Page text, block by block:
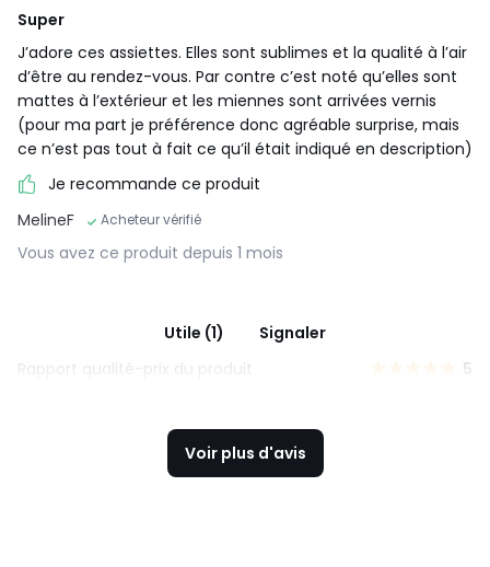
Super
J’adore ces assiettes. Elles sont sublimes et la qualité à l’air
d’être au rendez-vous. Par contre c’est noté qu’elles sont
mattes à l’extérieur et les miennes sont arrivées vernis
(pour ma part je préférence donc agréable surprise, mais
ce n’est pas tout à fait ce qu’il était indiqué en description)
Je recommande ce produit
MelineF
Acheteur vérifié
Vous avez ce produit depuis 1 mois
Utile (1)
Signaler
Rapport qualité-prix du produit
5
Voir plus d'avis